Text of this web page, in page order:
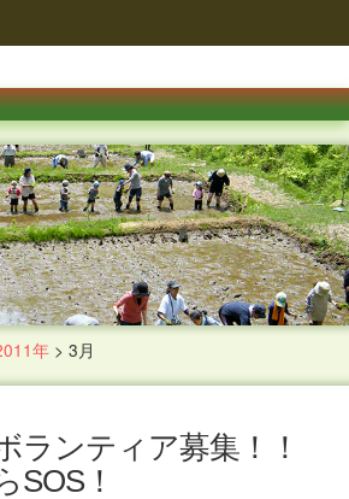
年> 3月
ランティア募集！！
SOS！